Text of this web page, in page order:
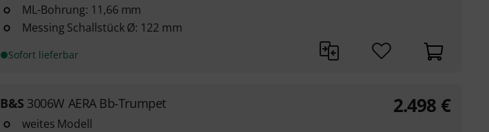
ML-Bohrung: 11,66 mm
Messing Schallstück Ø: 122 mm
Sofort lieferbar
B&S 3006W AERA Bb-Trumpet
weites Modell
2.498 €